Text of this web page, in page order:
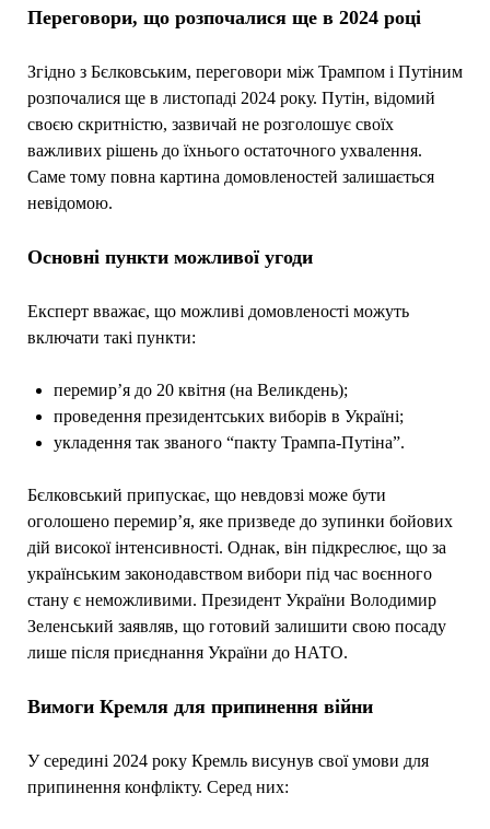
Переговори, що розпочалися ще в 2024 році
Згідно з Бєлковським, переговори між Трампом і Путіним
розпочалися ще в листопаді 2024 року. Путін, відомий
своєю скритністю, зазвичай не розголошує своїх
важливих рішень до їхнього остаточного ухвалення.
Саме тому повна картина домовленостей залишається
невідомою.
Основні пункти можливої угоди
Експерт вважає, що можливі домовленості можуть
включати такі пункти:
перемир’я до 20 квітня (на Великдень);
проведення президентських виборів в Україні;
укладення так званого “пакту Трампа-Путіна”.
Бєлковський припускає, що невдовзі може бути
оголошено перемир’я, яке призведе до зупинки бойових
дій високої інтенсивності. Однак, він підкреслює, що за
українським законодавством вибори під час воєнного
стану є неможливими. Президент України Володимир
Зеленський заявляв, що готовий залишити свою посаду
лише після приєднання України до НАТО.
Вимоги Кремля для припинення війни
У середині 2024 року Кремль висунув свої умови для
припинення конфлікту. Серед них: